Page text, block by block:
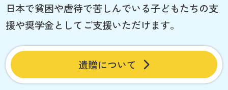
日本で貧困や虐待で苦しんでいる子どもたちの支
援や奨学金としてご支援いただけます。
遺贈について